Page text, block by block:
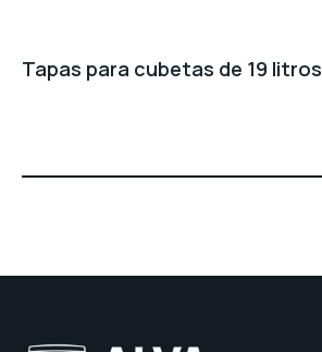
Tapas para cubetas de 19 litros